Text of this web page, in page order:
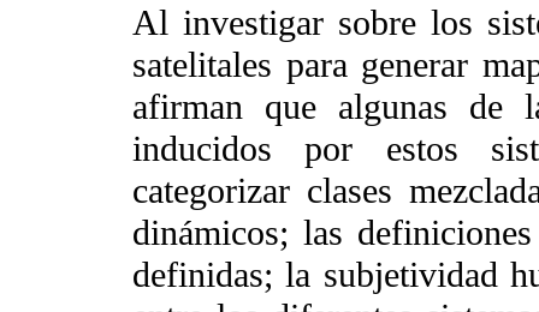
Al investigar sobre los
satelitales para generar
afirman que algunas de
inducidos por estos
categorizar clases
dinámicos; las
definidas; la subjetividad